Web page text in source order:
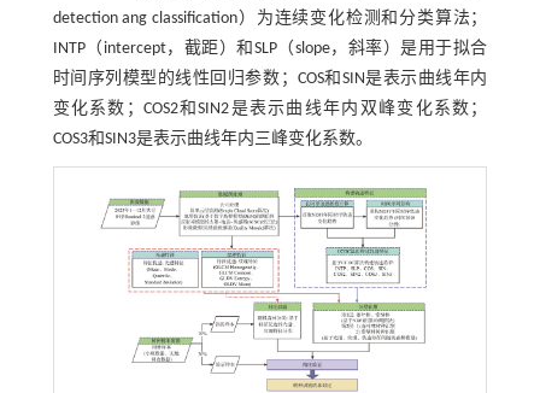
detection ang classification）为连续变化检测和分类算法；
INTP（intercept，截距）和SLP（slope，斜率）是用于拟合
时间序列模型的线性回归参数；COS和SIN是表示曲线年内
变化系数；COS2和SIN2是表示曲线年内双峰变化系数；
COS3和SIN3是表示曲线年内三峰变化系数。